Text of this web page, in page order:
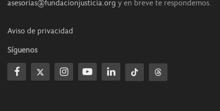
asesorias@fundacionjusticia.org y en breve te respondemos.
Aviso de privacidad
Síguenos